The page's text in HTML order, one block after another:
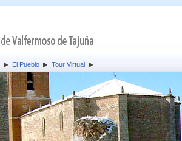
El Pueblo Tour Virtual